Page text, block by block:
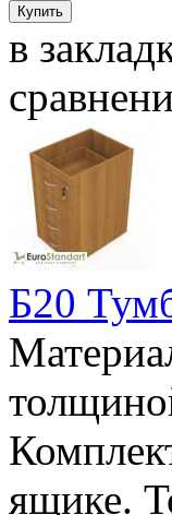
в
Б20
ящике.